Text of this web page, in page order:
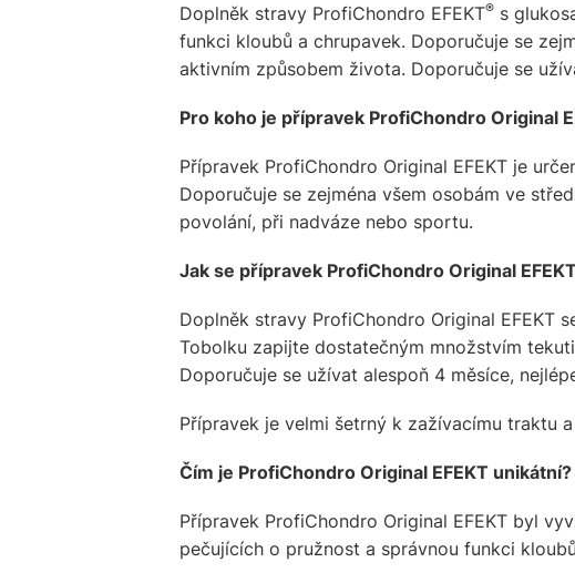
Doplněk stravy ProfiChondro EFEKT® s
funkci kloubů a chrupavek. Doporučuje se
aktivním způsobem života. Doporučuje se
Pro koho je přípravek ProfiChondro Original
Přípravek ProfiChondro Original EFEKT je
Doporučuje se zejména všem osobám ve
povolání, při nadváze nebo sportu.
Jak se přípravek ProfiChondro Original
Doplněk stravy ProfiChondro Original EFEKT
Tobolku zapijte dostatečným množstvím
Doporučuje se užívat alespoň 4 měsíce,
Přípravek je velmi šetrný k zažívacímu traktu
Čím je ProfiChondro Original EFEKT unikátní?
Přípravek ProfiChondro Original EFEKT byl
pečujících o pružnost a správnou funkci